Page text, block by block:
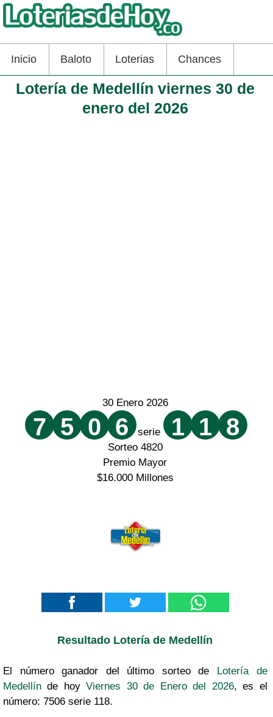
Inicio Baloto Loterias Chances
Lotería de Medellín viernes 30 de
enero del 2026
30 Enero 2026
7 5 0 6 serie 1 1 8
Sorteo 4820
Premio Mayor
$16.000 Millones
Resultado Lotería de Medellín
El número ganador del último sorteo de Lotería de
Medellín de hoyViernes 30 de Enero del 2026, es el
número: 7506 serie 118.